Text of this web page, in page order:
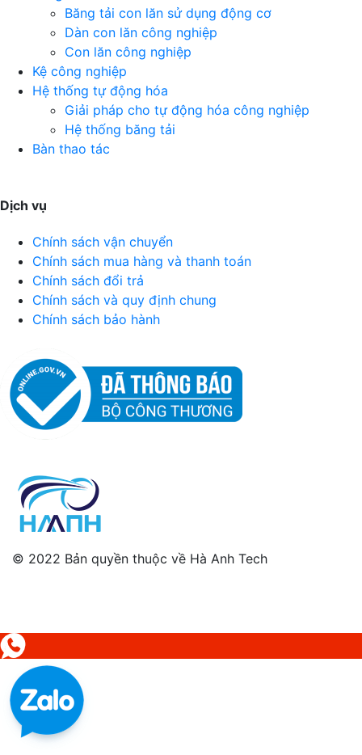
Băng tải con lăn sử dụng động cơ
Dàn con lăn công nghiệp
Con lăn công nghiệp
Kệ công nghiệp
Hệ thống tự động hóa
Giải pháp cho tự động hóa công nghiệp
Hệ thống băng tải
Bàn thao tác
Dịch vụ
Chính sách vận chuyển
Chính sách mua hàng và thanh toán
Chính sách đổi trả
Chính sách và quy định chung
Chính sách bảo hành
© 2022 Bản quyền thuộc về Hà Anh Tech